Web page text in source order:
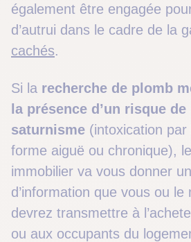
également être engagée
d’autrui dans le cadre de la
cachés.
Si la recherche de plomb
la présence d’un risque de
saturnisme (intoxication
forme aiguë ou chronique),
immobilier va vous donner
d’information que vous ou le
devrez transmettre à
ou aux occupants du